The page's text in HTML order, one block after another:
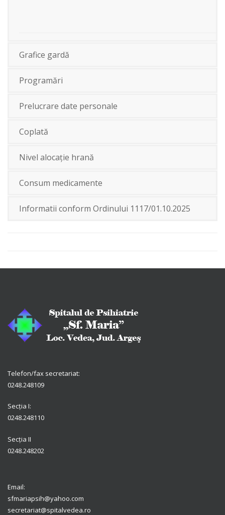
Grafice gardă
Programări
Prelucrare date personale
Coplată
Nivel alocație hrană
Consum medicamente
Informatii conform Ordinului 1117/01.10.2025
Telefon/fax secretariat:
0248.248109
Secția I:
0248.248110
Secția II
0248.248202
Email:
sfmariapsih@yahoo.com
secretariat@spitalvedea.ro